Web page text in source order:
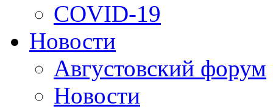
COVID-19
Новости
Августовский форум
Новости